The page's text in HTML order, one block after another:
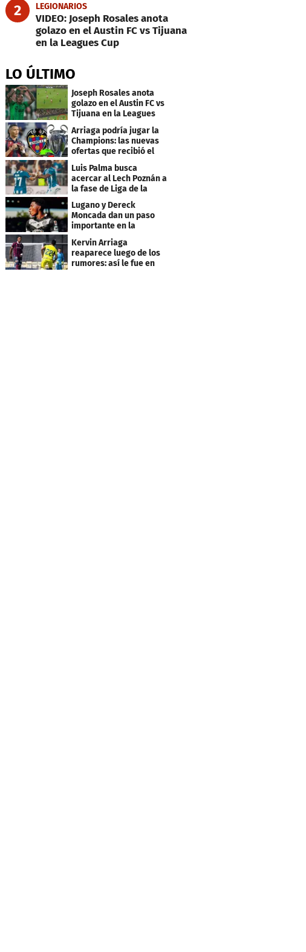
2 LEGIONARIOS
VIDEO: Joseph Rosales anota
golazo en el Austin FC vs Tijuana
en la Leagues Cup
LO ÚLTIMO
Joseph Rosales anota
golazo en el Austin FC vs
Tijuana en la Leagues
Cup
Arriaga podría jugar la
Champions: las nuevas
ofertas que recibió el
Levante
Luis Palma busca
acercar al Lech Poznán a
la fase de Liga de la
Lugano y Dereck
Moncada dan un paso
importante en la
Conference League
Kervin Arriaga
reaparece luego de los
rumores: así le fue en